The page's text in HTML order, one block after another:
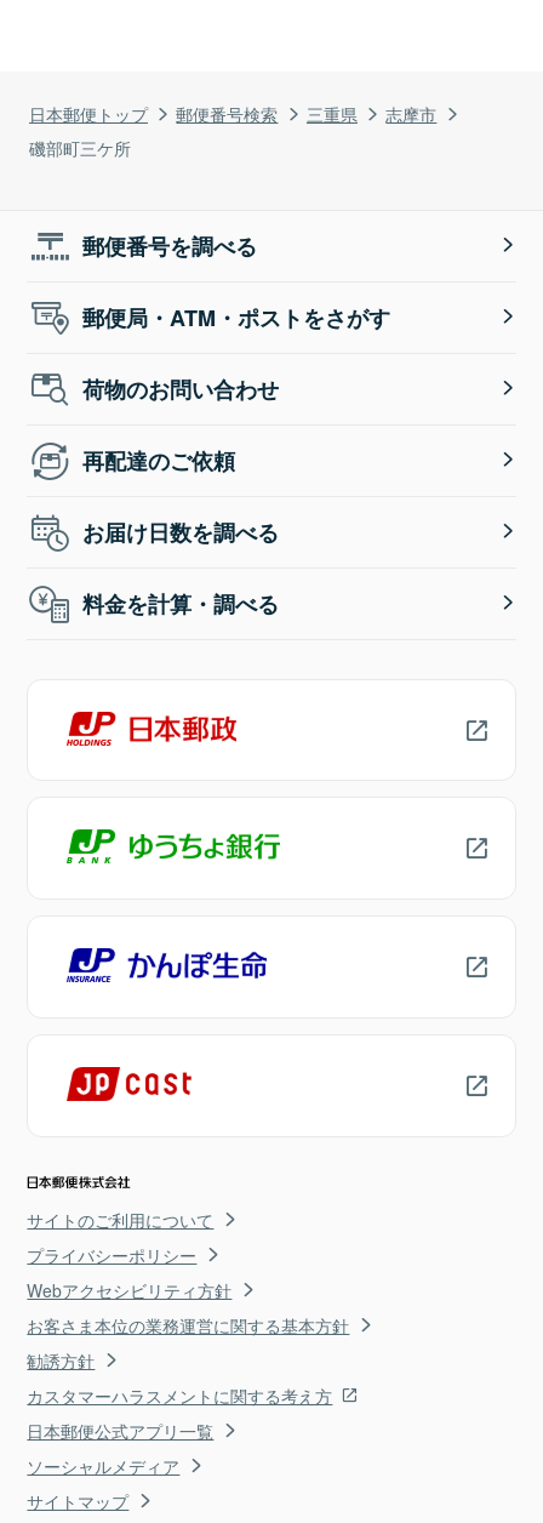
日本郵便トップ 郵便番号検索 三重県
志摩市
磯部町三ケ所
郵便番号を調べる
郵便局・ATM・ポストをさがす
荷物のお問い合わせ
再配達のご依頼
お届け日数を調べる
料金を計算・調べる
サイトのご利用について
プライバシーポリシー
Webアクセシビリティ方針
お客さま本位の業務運営に関する基本方針
勧誘方針
カスタマーハラスメントに関する考え方
日本郵便公式アプリ一覧
ソーシャルメディア
サイトマップ